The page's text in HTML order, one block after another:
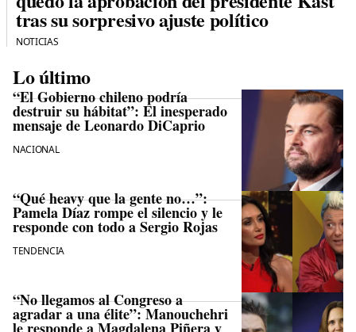
tras su sorpresivo ajuste político
NOTICIAS
Lo último
“El Gobierno chileno podría
destruir su hábitat”: El inesperado
mensaje de Leonardo DiCaprio
NACIONAL
“Qué heavy que la gente no…”:
Pamela Díaz rompe el silencio y le
responde con todo a Sergio Rojas
TENDENCIA
“No llegamos al Congreso a
agradar a una élite”: Manouchehri